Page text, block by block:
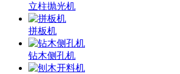
立柱抛光机
拼板机
钻木侧孔机